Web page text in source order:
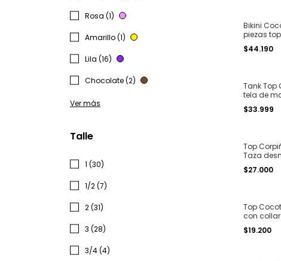
Rosa (1)
Amarillo (1)
Lila (16)
Chocolate (2)
Ver más
Talle
1 (30)
1/2 (7)
2 (31)
3 (28)
3/4 (4)
Bikini
piezas
vedetina
$44.190
Tank Top
tela de
básica T.
$33.999
Top
Taza
malla T. 1
$27.000
Top
con
T. 1 al 4
$19.200